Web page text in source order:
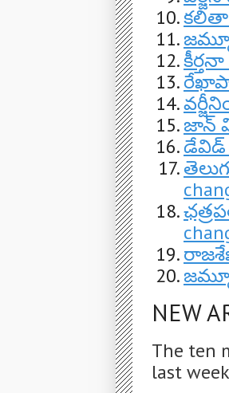
జాన్
డేవిడ్
NEW
The ten
last week